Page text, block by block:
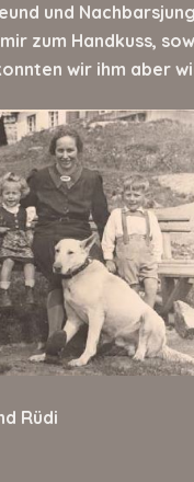
und
zum Handkuss,
wir ihm aber
Rüdi